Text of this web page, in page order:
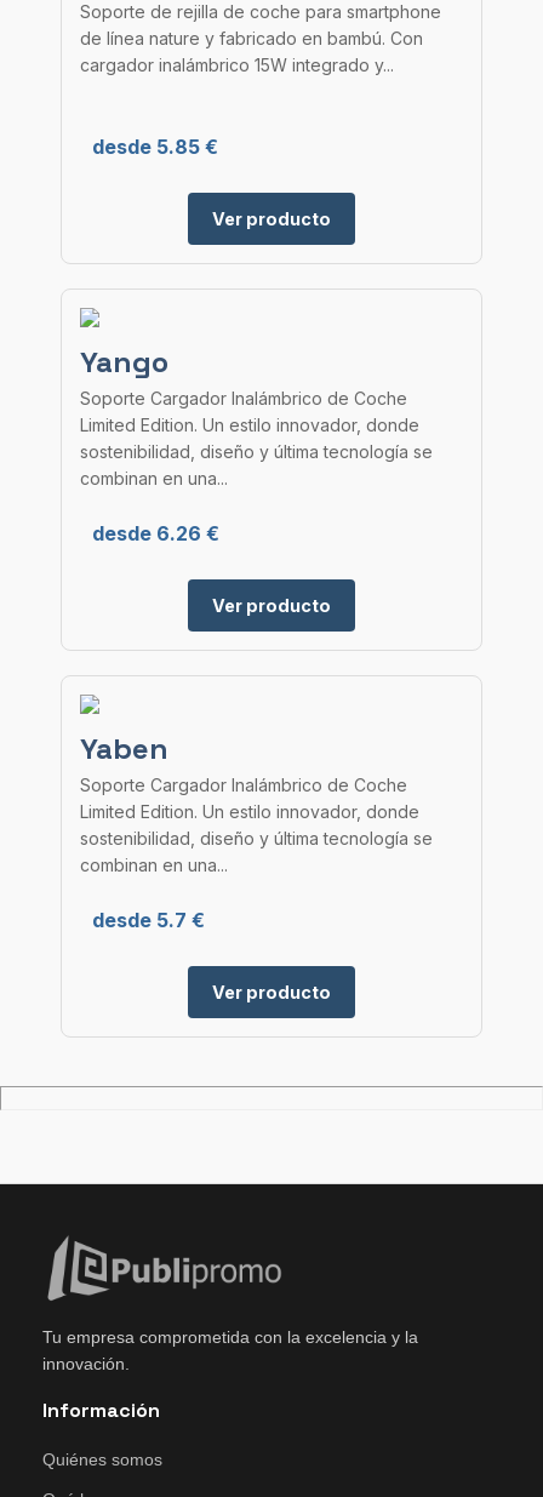
Soporte de rejilla de coche para smartphone
de línea nature y fabricado en bambú. Con
cargador inalámbrico 15W integrado y...
desde 5.85 €
Ver producto
Yango
Soporte Cargador Inalámbrico de Coche
Limited Edition. Un estilo innovador, donde
sostenibilidad, diseño y última tecnología se
combinan en una...
desde 6.26 €
Ver producto
Yaben
Soporte Cargador Inalámbrico de Coche
Limited Edition. Un estilo innovador, donde
sostenibilidad, diseño y última tecnología se
combinan en una...
desde 5.7 €
Ver producto
Tu empresa comprometida con la excelencia y la
innovación.
Información
Quiénes somos